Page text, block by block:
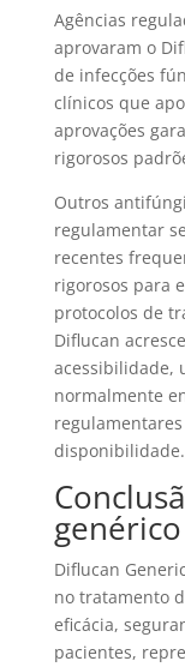
Agências
aprovaram o
de infecções
clínicos que
aprovações
rigorosos
Outros
regulamentar
recentes
rigorosos para
protocolos de
Diflucan
acessibilidade,
normalmente
disponibilidade.
Diflucan
no tratamento
eficácia,
pacientes,